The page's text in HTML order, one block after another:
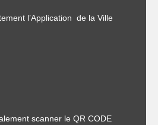
l’Application de la Ville
scanner le QR CODE